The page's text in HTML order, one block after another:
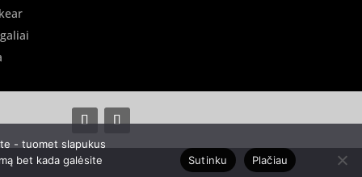
- tuomet slapukus
bet kada galėsite
Sutinku Plačiau